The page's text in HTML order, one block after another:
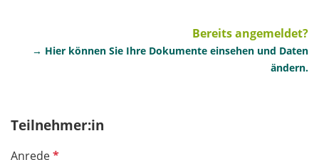
Bereits angemeldet?
→ Hier können Sie Ihre Dokumente einsehen und Daten
ändern.
Teilnehmer:in
AnredeP